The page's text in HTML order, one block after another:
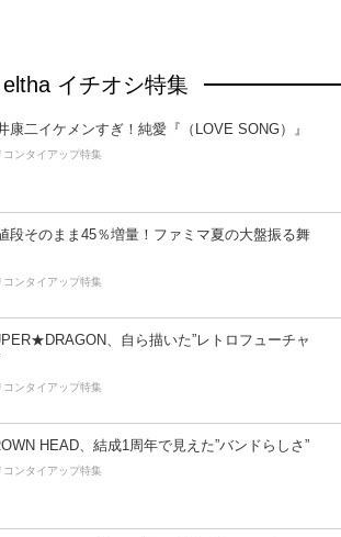
eltha イチオシ特集
康二イケメンすぎ！純愛『（LOVE SONG）』
コンタイアップ特集
段そのまま45％増量！ファミマ夏の大盤振る舞
コンタイアップ特集
、自ら描いた”レトロフューチャ
コンタイアップ特集
HEAD、結成1周年で見えた”バンドらしさ”
コンタイアップ特集